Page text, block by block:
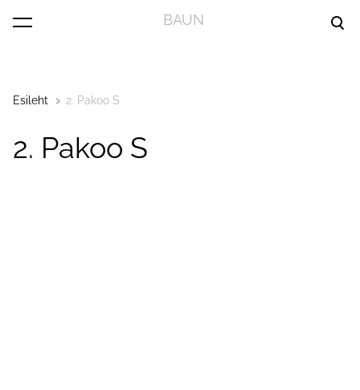
BAUN
lisati ostukorvi.
Esileht 2. Pakoo S
2. Pakoo S